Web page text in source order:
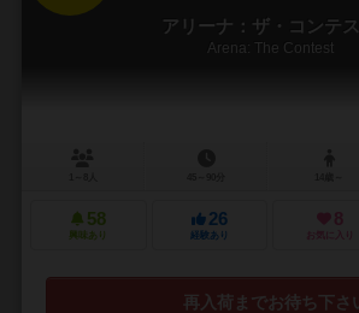
アリーナ：ザ・コンテ
Arena: The Contest
58
興味あり
26
経験あり
8
お気に入り
再入荷までお待ち下さ